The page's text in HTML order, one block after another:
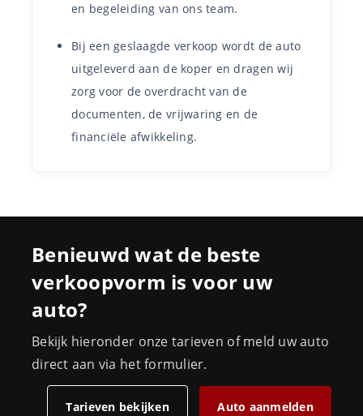
en begeleiding van ons team.
Bij een geslaagde verkoop wordt de auto
uitgeleverd aan de koper en dragen wij
zorg voor de overdracht van de
documenten, de vrijwaring en de
financiële afwikkeling.
Benieuwd wat de beste
verkoopvorm is voor uw
auto?
Bekijk hieronder onze tarieven of meld uw auto
direct aan via het formulier.
Tarieven bekijken Auto aanmelden